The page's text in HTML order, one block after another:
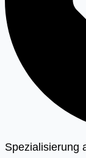
Spezialisierung